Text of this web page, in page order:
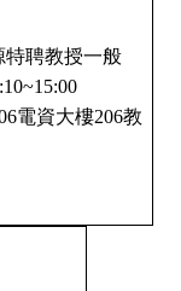
特聘教授一般
電資大樓206教